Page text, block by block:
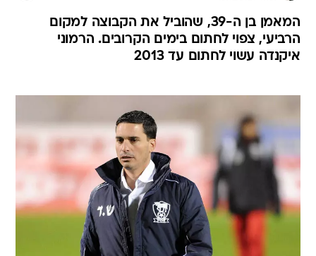
המאמן בן ה-39, שהוביל את הקבוצה למקום
הרביעי, צפוי לחתום בימים הקרובים. הרמוני
איקנדה עשוי לחתום עד 2013